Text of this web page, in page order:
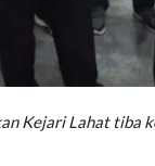
Kejari Lahat tiba